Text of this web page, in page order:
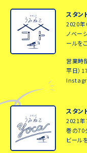
スタン
2020年
ノベー
ールを
営業時
平日）
スタン
2021年
巻の70
ビール